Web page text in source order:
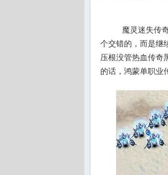
魔灵迷失传
个交错的，而是继
压根没管热血传奇
的话，鸿蒙单职业